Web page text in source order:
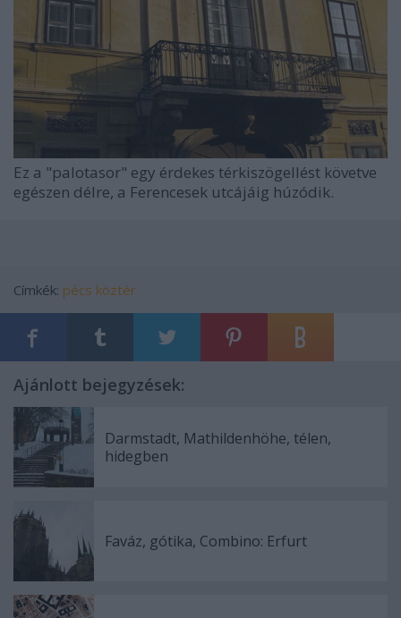
Ez a "palotasor" egy érdekes térkiszögellést követve
egészen délre, a Ferencesek utcájáig húzódik.
Címkék: pécs köztér
Ajánlott bejegyzések:
Darmstadt, Mathildenhöhe, télen,
hidegben
Faváz, gótika, Combino: Erfurt